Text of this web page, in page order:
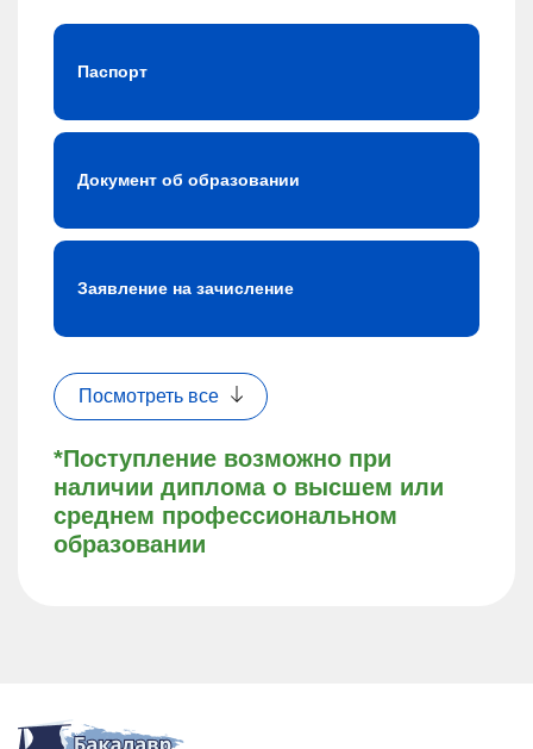
*Поступление возможно при
наличии диплома о высшем или
среднем профессиональном
образовании
Паспорт
Документ об образовании
Заявление на зачисление
Посмотреть все